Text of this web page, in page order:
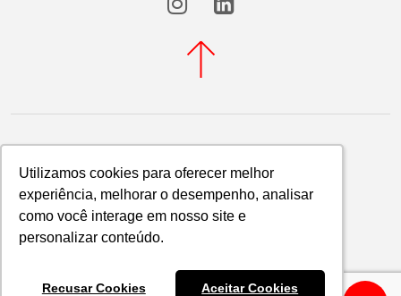
Utilizamos cookies para oferecer melhor
experiência, melhorar o desempenho, analisar
como você interage em nosso site e
personalizar conteúdo.
Recusar Cookies Aceitar Cookies
Utilizamos cookies para oferecer melhor
experiência, melhorar o desempenho, analisar
como você interage em nosso site e
personalizar conteúdo.
Recusar Cookies Aceitar Cookies
Política de Privacidade
WETZEL S/A © 2026